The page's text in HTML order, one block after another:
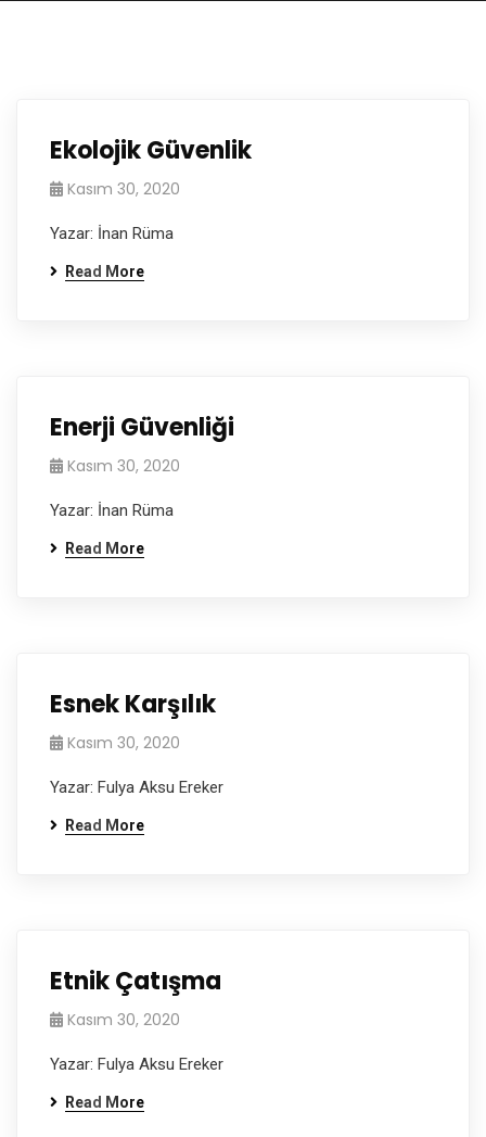
Ekolojik Güvenlik
Kasım 30, 2020
Yazar: İnan Rüma
Read More
Enerji Güvenliği
Kasım 30, 2020
Yazar: İnan Rüma
Read More
Esnek Karşılık
Kasım 30, 2020
Yazar: Fulya Aksu Ereker
Read More
Etnik Çatışma
Kasım 30, 2020
Yazar: Fulya Aksu Ereker
Read More